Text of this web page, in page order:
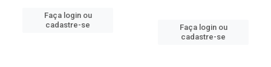
Faça login ou
cadastre-se
Faça login ou
cadastre-se